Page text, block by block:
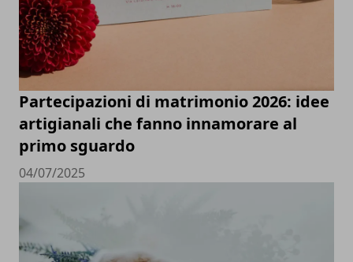
Partecipazioni di matrimonio 2026: idee
artigianali che fanno innamorare al
primo sguardo
04/07/2025